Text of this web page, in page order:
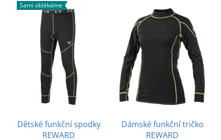
Sami oblékáme
Dětské funkční spodky
REWARD
Dámské funkční tričko
REWARD